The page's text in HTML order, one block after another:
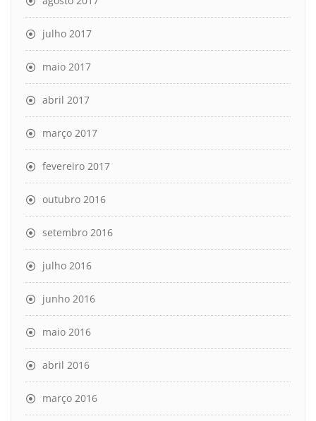
julho 2017
maio 2017
abril 2017
março 2017
fevereiro 2017
outubro 2016
setembro 2016
julho 2016
junho 2016
maio 2016
abril 2016
março 2016